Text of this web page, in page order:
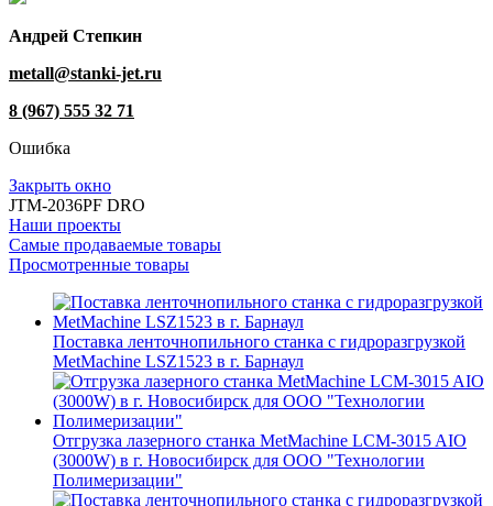
Андрей Степкин
metall@stanki-jet.ru
8 (967) 555 32 71
Ошибка
Закрыть окно
JTM-2036PF DRO
Наши проекты
Самые продаваемые товары
Просмотренные товары
Поставка ленточнопильного станка c гидроразгрузкой
MetMachine LSZ1523 в г. Барнаул
Отгрузка лазерного станка MetMachine LCM-3015 AIO
(3000W) в г. Новосибирск для ООО "Технологии
Полимеризации"